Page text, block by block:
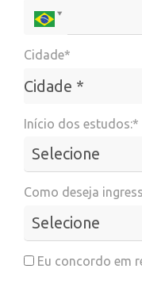
Cidade*
Cidade *
Cidade*
Início dos estudos:*
Como deseja
Eu concordo em